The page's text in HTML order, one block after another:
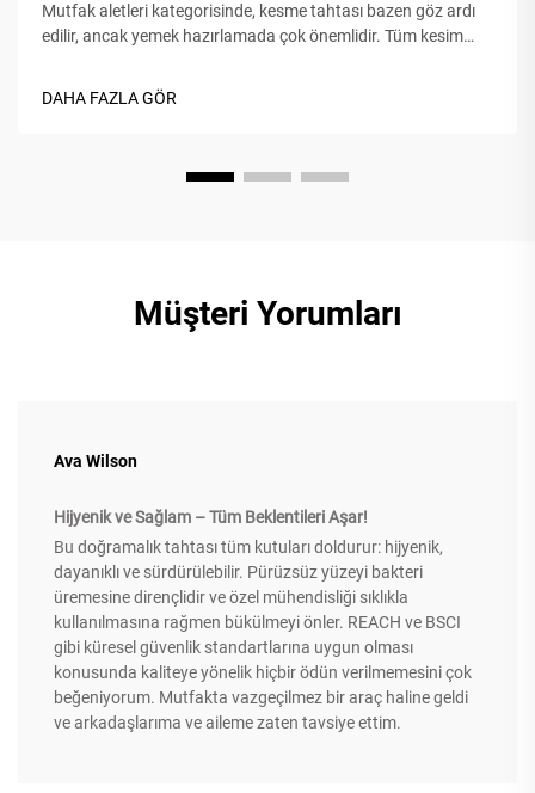
Mutfak aletleri kategorisinde, kesme tahtası bazen göz ardı
edilir, ancak yemek hazırlamada çok önemlidir. Tüm kesim
işlevsel olanıdır. Bu blogun amacı...
DAHA FAZLA GÖR
Müşteri Yorumları
Ava Wilson
Hijyenik ve Sağlam – Tüm Beklentileri Aşar!
Bu doğramalık tahtası tüm kutuları doldurur: hijyenik,
dayanıklı ve sürdürülebilir. Pürüzsüz yüzeyi bakteri
üremesine dirençlidir ve özel mühendisliği sıklıkla
kullanılmasına rağmen bükülmeyi önler. REACH ve BSCI
gibi küresel güvenlik standartlarına uygun olması
konusunda kaliteye yönelik hiçbir ödün verilmemesini çok
beğeniyorum. Mutfakta vazgeçilmez bir araç haline geldi
ve arkadaşlarıma ve aileme zaten tavsiye ettim.